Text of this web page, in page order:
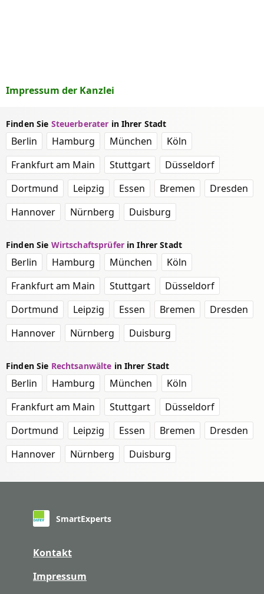
Impressum der Kanzlei
Finden Sie Steuerberater in Ihrer Stadt
Berlin Hamburg München
Köln
Frankfurt am Main
Stuttgart
Düsseldorf
Dortmund
Leipzig Essen Bremen
Dresden
Hannover
Nürnberg Duisburg
Finden Sie Wirtschaftsprüferin Ihrer Stadt
Berlin Hamburg München
Köln
Frankfurt am Main
Stuttgart
Düsseldorf
Dortmund
Leipzig Essen Bremen
Dresden
Hannover
Nürnberg Duisburg
Finden Sie Rechtsanwälte in Ihrer Stadt
Berlin Hamburg München
Köln
Frankfurt am Main
Stuttgart
Düsseldorf
Dortmund
Leipzig Essen Bremen
Dresden
Hannover
Nürnberg Duisburg
SmartExperts
Kontakt
Impressum